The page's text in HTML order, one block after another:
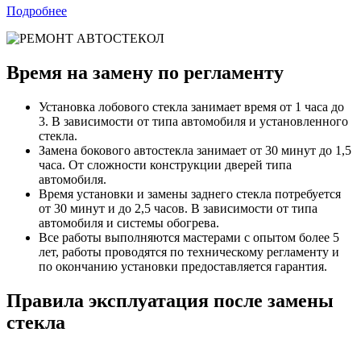
Подробнее
Время на замену по регламенту
Установка лобового стекла занимает время от 1 часа до
3. В зависимости от типа автомобиля и установленного
стекла.
Замена бокового автостекла занимает от 30 минут до 1,5
часа. От сложности конструкции дверей типа
автомобиля.
Время установки и замены заднего стекла потребуется
от 30 минут и до 2,5 часов. В зависимости от типа
автомобиля и системы обогрева.
Все работы выполняются мастерами с опытом более 5
лет, работы проводятся по техническому регламенту и
по окончанию установки предоставляется гарантия.
Правила эксплуатация после замены
стекла